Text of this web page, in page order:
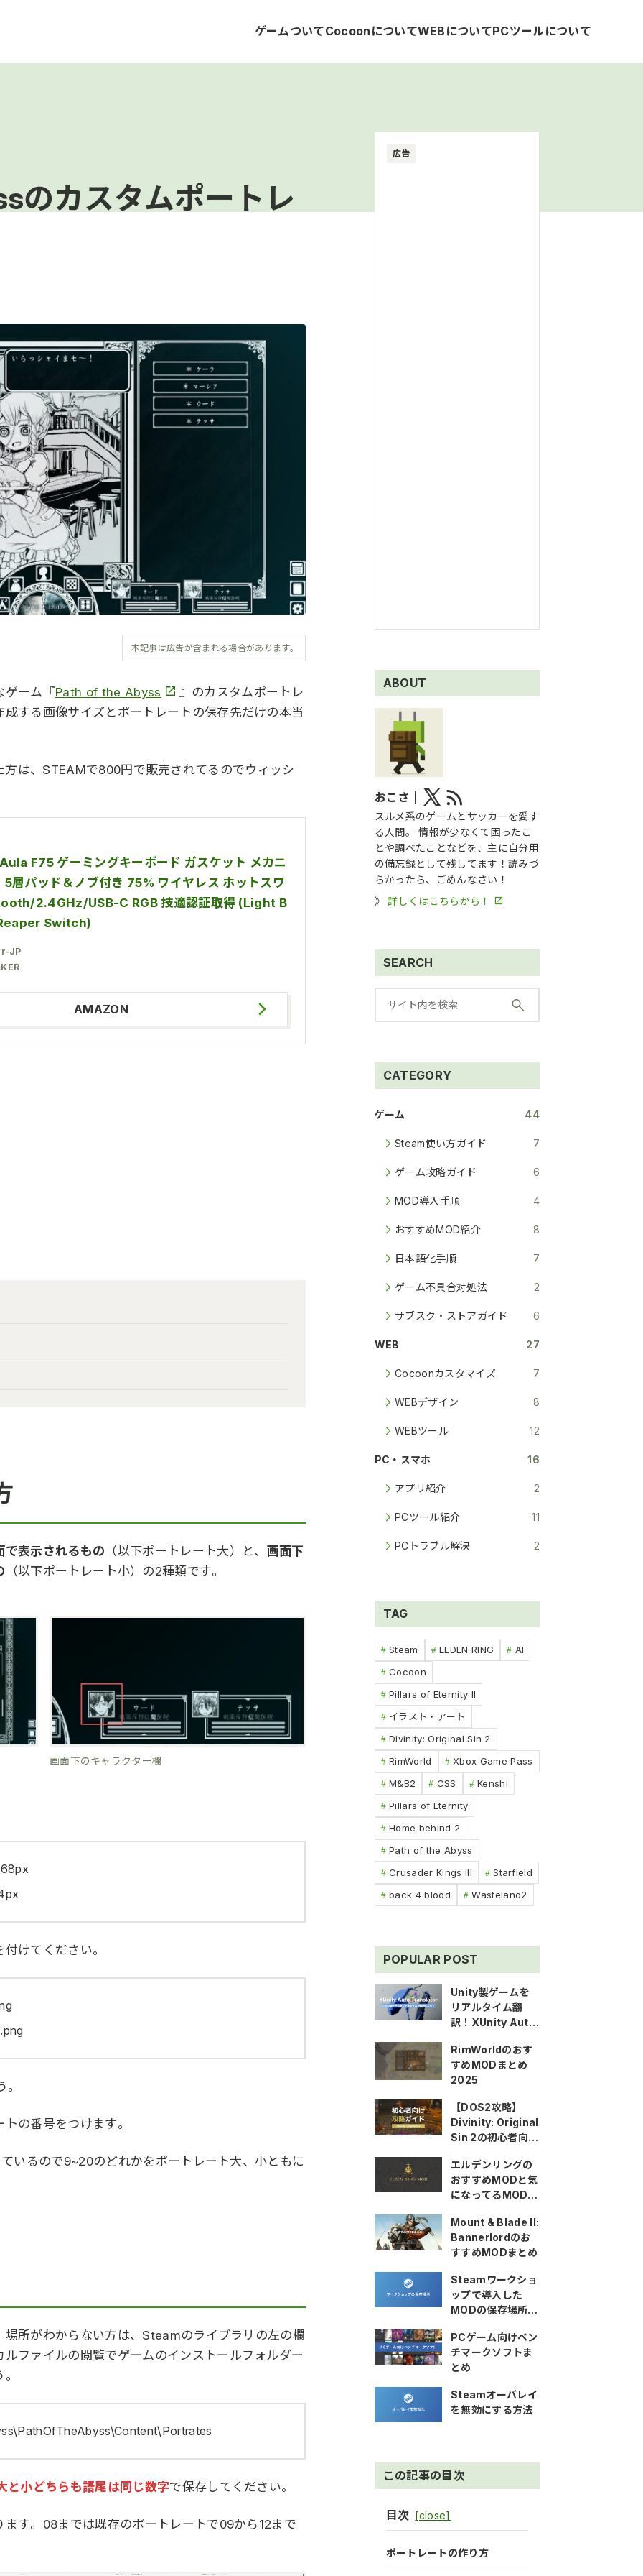
ゲームついてCocoonについてWEBについてPCツールについて
のカスタムポートレ
本記事は広告が含まれる場合があります。
ゲーム『Path of the Abyss
』のカスタムポートレ
する画像サイズとポートレートの保存先だけの本当
方は、STEAMで800円で販売されてるのでウィッシ
F75 ゲーミングキーボード ガスケット メカニ
5層パッド＆ノブ付き 75% ワイヤレス ホットスワ
2.4GHz/USB-C RGB 技適認証取得 (Light B
Switch)
JP
AMAZON
で表示されるもの （以下ポートレート大）と、 画面下
（以下ポートレート小）の2種類です。
画面下のキャラクター欄
けてください。
の番号をつけます。
いるので9~20のどれかをポートレート大、小ともに
所がわからない方は、Steamのライブラリの左の欄
ファイルの閲覧でゲームのインストールフォルダー
と小どちらも語尾は同じ数字で保存してください。
す。08までは既存のポートレートで09から12まで
広告
ABOUT
おこさ
スルメ系のゲームとサッカーを愛す
る人間。 情報が少なくて困ったこ
とや調べたことなどを、主に自分用
の備忘録として残してます！読みづ
らかったら、ごめんなさい！
》詳しくはこちらから！
SEARCH
CATEGORY
ゲーム 44
Steam使い方ガイド 7
ゲーム攻略ガイド 6
MOD導入手順 4
おすすめMOD紹介 8
日本語化手順 7
ゲーム不具合対処法 2
サブスク・ストアガイド 6
WEB 27
Cocoonカスタマイズ 7
WEBデザイン 8
WEBツール 12
PC・スマホ 16
アプリ紹介 2
PCツール紹介 11
PCトラブル解決 2
TAG
Steam ELDEN RING
AI
Cocoon
Pillars of Eternity II
イラスト・アート
Divinity: Original Sin 2
RimWorld
Xbox Game Pass
M&B2
CSS
Kenshi
Pillars of Eternity
Home behind 2
Path of the Abyss
Crusader Kings III
Starfield
back 4 blood
Wasteland2
POPULAR POST
Unity製ゲームを
リアルタイム翻
訳！XUnity Auto
方
RimWorldのおす
すめMODまとめ
2025
【DOS2攻略】
Divinity: Original
Sin 2の初心者向け
エルデンリングの
おすすめMODと気
になってるMODま
Mount & Blade II:
Bannerlordのお
すすめMODまとめ
Steamワークショ
ップで導入した
MODの保存場所を
PCゲーム向けベン
チマークソフトま
とめ
Steamオーバレイ
を無効にする方法
この記事の目次
目次
ポートレートの作り方